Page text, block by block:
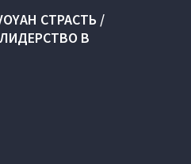
СТРАСТЬ /
В